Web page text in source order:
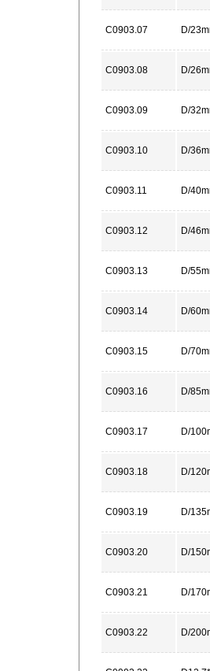
C0903.07 D/
C0903.08 D/
C0903.09 D/
C0903.10 D/
C0903.11 D/
C0903.12 D/
C0903.13 D/
C0903.14 D/
C0903.15 D/
C0903.16 D/
C0903.17 D/
C0903.18 D/
C0903.19 D/
C0903.20 D/
C0903.21 D/
C0903.22 D/